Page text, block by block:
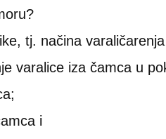
tj. načina
varalice iza čamca u
i